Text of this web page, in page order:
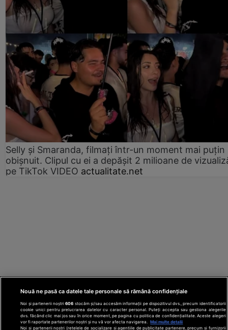
Selly și Smaranda, filmați într-un moment mai puțin
obișnuit. Clipul cu ei a depășit 2 milioane de
pe TikTok VIDEO actualitate.net
Nouă ne pasă ca datele tale personale să rămână confidențiale
Noi și partenerii noștri606 stocăm și/sau accesăm informații pe dispozitivul dvs., precum identificatorii
cookie unici pentru prelucrarea datelor cu caracter personal. Puteți accepta sau gestiona alegerile
dvs. făcând clic mai jos sau în orice moment, pe pagina cu politica de confidențialitate. Aceste alegeri
vor fi raportate partenerilor noștri și nu vă vor afecta navigarea.
Mai multe detalii
Noi si partenerii nostri (retelele de socializare si agentiile de publicitate partenere, precum si furnizorii